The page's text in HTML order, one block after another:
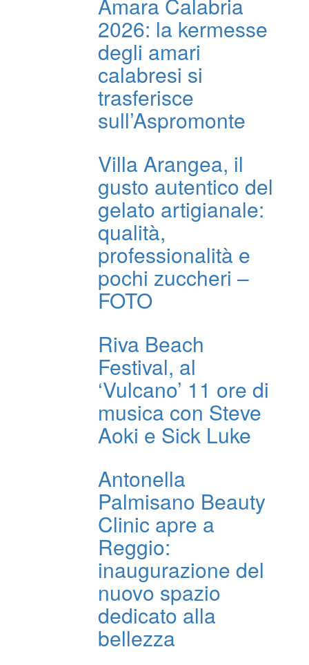
2026: la kermesse
degli amari
calabresi si
trasferisce
sull’Aspromonte
Villa Arangea, il
gusto autentico del
gelato artigianale:
qualità,
professionalità e
pochi zuccheri –
FOTO
Riva Beach
Festival, al
‘Vulcano’ 11 ore di
musica con Steve
Aoki e Sick Luke
Antonella
Palmisano Beauty
Clinic apre a
Reggio:
inaugurazione del
nuovo spazio
dedicato alla
bellezza